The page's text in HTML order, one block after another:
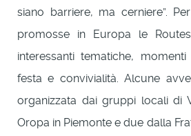
siano barriere, ma cerniere”.
promosse in Europa le
interessanti tematiche,
festa e convivialità. Alcune
organizzata dai gruppi locali di
Oropa in Piemonte e due dalla